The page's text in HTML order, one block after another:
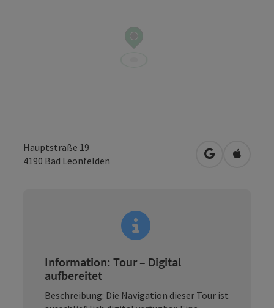
Hauptstraße 19
4190 Bad Leonfelden in Google
in
Information: Tour – Digital
aufbereitet
Beschreibung: Die Navigation dieser Tour ist